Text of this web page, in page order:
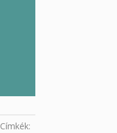
Címkék: